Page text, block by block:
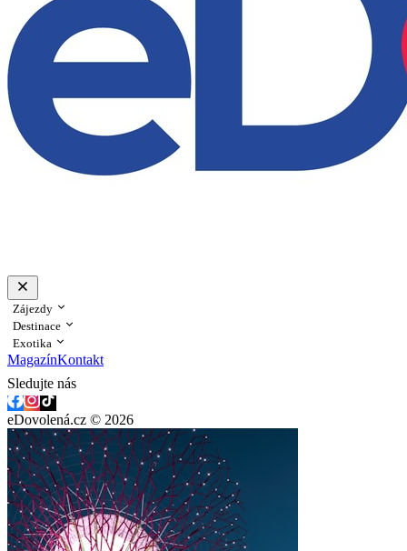
Zájezdy
Destinace
Exotika
MagazínKontakt
Sledujte nás
eDovolená.cz © 2026